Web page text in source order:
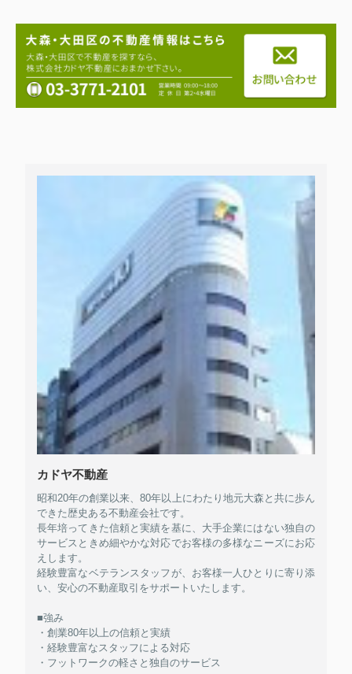
カドヤ不動産
昭和20年の創業以来、80年以上にわたり地元大森と共に歩ん
できた歴史ある不動産会社です。
長年培ってきた信頼と実績を基に、大手企業にはない独自の
サービスときめ細やかな対応でお客様の多様なニーズにお応
えします。
経験豊富なベテランスタッフが、お客様一人ひとりに寄り添
い、安心の不動産取引をサポートいたします。
■強み
・創業80年以上の信頼と実績
・経験豊富なスタッフによる対応
・フットワークの軽さと独自のサービス